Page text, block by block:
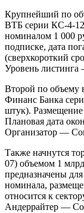
Крупнейший по
ВТБ серии КС-4-
номиналом 1 000
подписке, дата
(сверхкороткий
Уровень листинга
Второй по
Финанс Банка
штук). Размещение
Плановая дата
Организатор —
Также начнутся
07) объемом 1
предназначены
номинала,
относится к
Андеррайтер —